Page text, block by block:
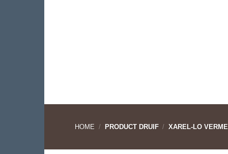
HOME / PRODUCT DRUIF / XAREL-LO